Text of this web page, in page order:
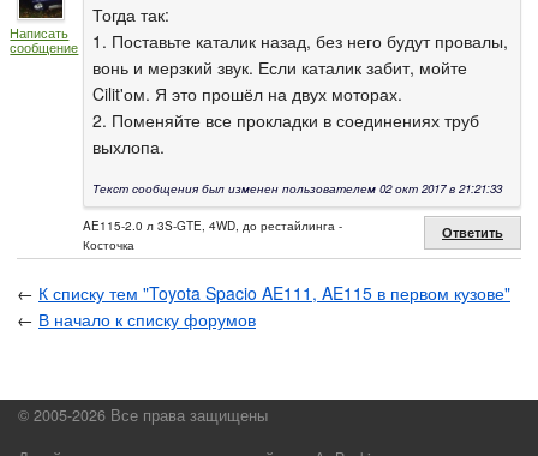
Написать
сообщение
Тогда так:
1. Поставьте каталик назад, без него будут провалы,
вонь и мерзкий звук. Если каталик забит, мойте
Cilit'ом. Я это прошёл на двух моторах.
2. Поменяйте все прокладки в соединениях труб
выхлопа.
Текст сообщения был изменен пользователем 02 окт 2017 в 21:21:33
AE115-2.0 л 3S-GTE, 4WD, до рестайлинга -
Косточка
Ответить
← К списку тем "Toyota Spacio AE111, AE115 в первом кузове"
← В начало к списку форумов
© 2005-2026 Все права защищены